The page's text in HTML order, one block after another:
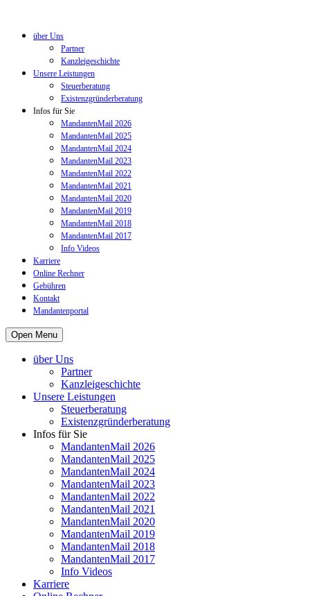
über Uns
Partner
Kanzleigeschichte
Unsere Leistungen
Steuerberatung
Existenzgründerberatung
Infos für Sie
MandantenMail 2026
MandantenMail 2025
MandantenMail 2024
MandantenMail 2023
MandantenMail 2022
MandantenMail 2021
MandantenMail 2020
MandantenMail 2019
MandantenMail 2018
MandantenMail 2017
Info Videos
Karriere
Online Rechner
Gebühren
Kontakt
Mandantenportal
Open Menu
über Uns
Partner
Kanzleigeschichte
Unsere Leistungen
Steuerberatung
Existenzgründerberatung
Infos für Sie
MandantenMail 2026
MandantenMail 2025
MandantenMail 2024
MandantenMail 2023
MandantenMail 2022
MandantenMail 2021
MandantenMail 2020
MandantenMail 2019
MandantenMail 2018
MandantenMail 2017
Info Videos
Karriere